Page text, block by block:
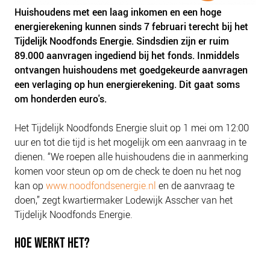
IN DE MEDIA
OVER NCFG
NIEUWS
BLOGS
Huishoudens met een laag inkomen en een hoge
energierekening kunnen sinds 7 februari terecht bij het
Tijdelijk Noodfonds Energie. Sindsdien zijn er ruim
89.000 aanvragen ingediend bij het fonds. Inmiddels
ontvangen huishoudens met goedgekeurde aanvragen
een verlaging op hun energierekening. Dit gaat soms
om honderden euro's.
Het Tijdelijk Noodfonds Energie sluit op 1 mei om 12:00
uur en tot die tijd is het mogelijk om een aanvraag in te
dienen. “We roepen alle huishoudens die in aanmerking
komen voor steun op om de check te doen nu het nog
kan op www.noodfondsenergie.nl en de aanvraag te
doen,” zegt kwartiermaker Lodewijk Asscher van het
Tijdelijk Noodfonds Energie.
HOE WERKT HET?